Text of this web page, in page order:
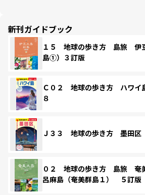
新刊ガイドブック
１５ 地球の歩き方 島旅 伊
島①）３訂版
Ｃ０２ 地球の歩き方 ハワイ
８
Ｊ３３ 地球の歩き方 墨田区
０２ 地球の歩き方 島旅 奄
呂麻島（奄美群島１） ５訂版